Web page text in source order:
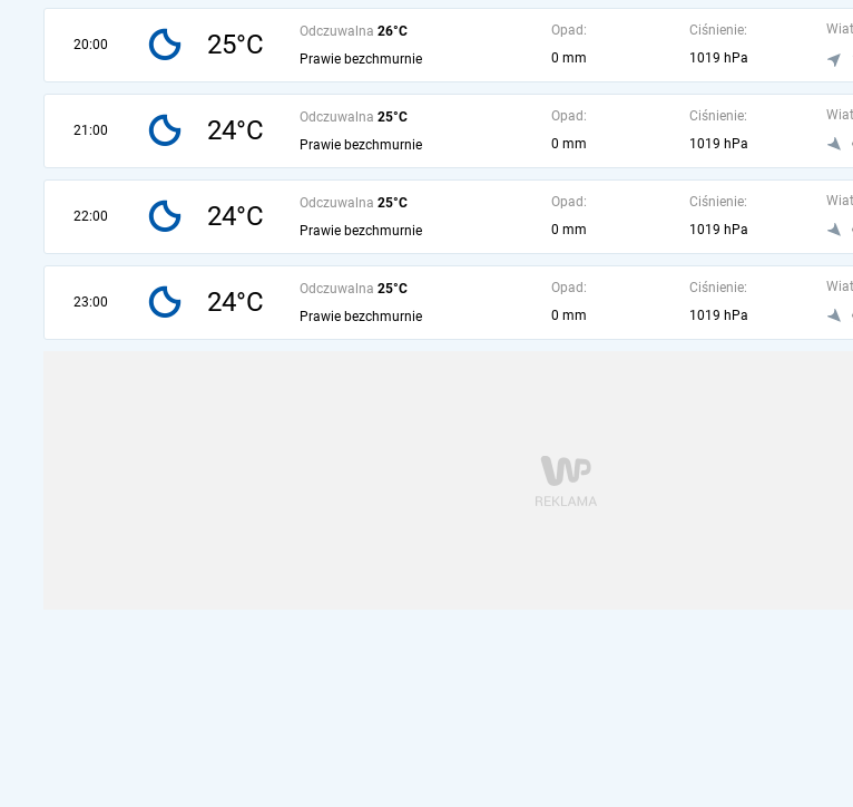
20:00 25°C Odczuwalna 26°C
Prawie bezchmurnie
Opad:
0 mm
Ciśnienie:
1019 hPa
21:00 24°C Odczuwalna 25°C
Prawie bezchmurnie
Opad:
0 mm
Ciśnienie:
1019 hPa
22:00 24°C Odczuwalna 25°C
Prawie bezchmurnie
Opad:
0 mm
Ciśnienie:
1019 hPa
23:00 24°C Odczuwalna 25°C
Prawie bezchmurnie
Opad:
0 mm
Ciśnienie:
1019 hPa